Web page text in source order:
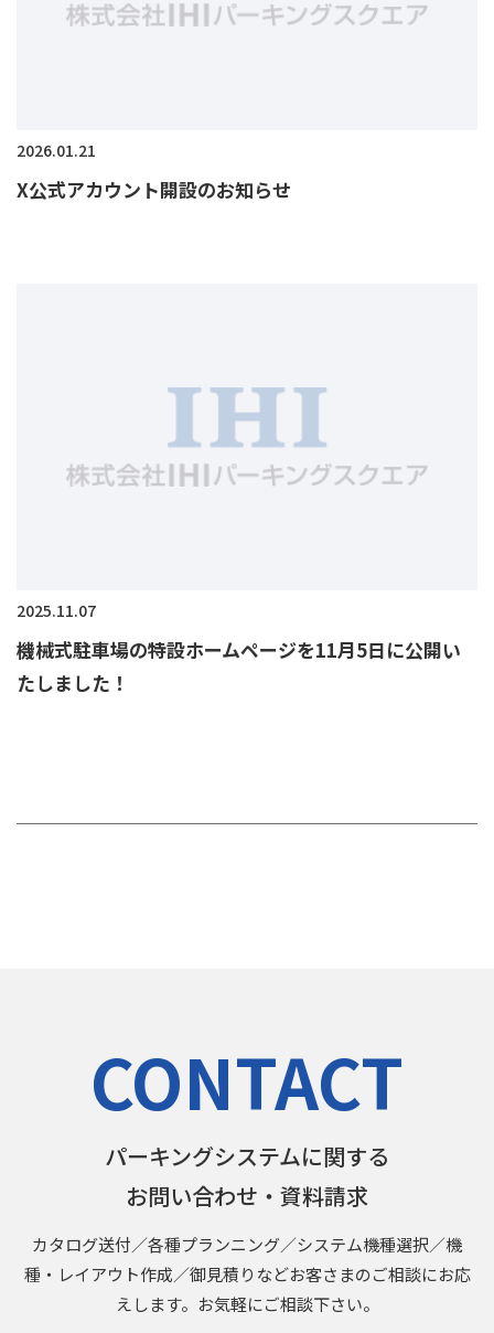
2026.01.21
X公式アカウント開設のお知らせ
2025.11.07
機械式駐車場の特設ホームページを11月5日に公開い
たしました！
CONTACT
パーキングシステムに関する
お問い合わせ・資料請求
カタログ送付／各種プランニング／システム機種選択／機
種・レイアウト作成／御見積りなどお客さまのご相談にお応
えします。お気軽にご相談下さい。